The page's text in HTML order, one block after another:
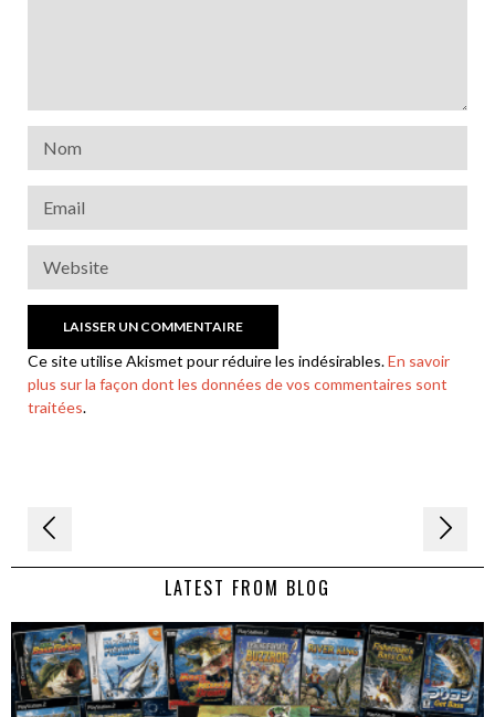
Ce site utilise Akismet pour réduire les indésirables.En savoir
plus sur la façon dont les données de vos commentaires sont
traitées.
Navigation
de LATEST FROM BLOG